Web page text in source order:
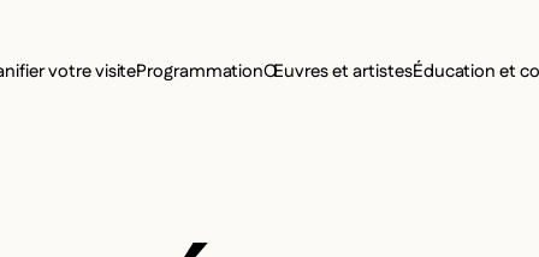
MENU
votre visiteProgrammationŒuvres et artistesÉducation et